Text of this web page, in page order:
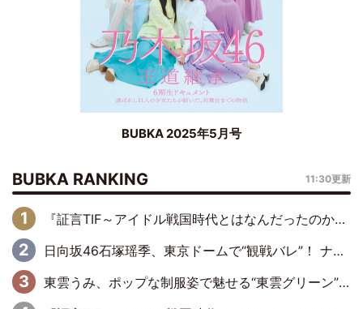
BUBKA 2025年5月号
BUBKA RANKING 11:30更新
『証言TIF～アイドル戦国時代とはなんだったのか～』第6回：でんぱ組.inc・古川未鈴×相沢梨紗「『ハロプロやりたかったな』って言ったら、夢眠ねむさんに『てめえはでんぱ組．incなんだよ！』って肩パンされて(笑)」
日向坂46石塚瑶季、東京ドームで“観戦バレ”！ ナイツ・塙も認めた「巨人に詳しすぎるアイドル」は元VENUSスクール生で杉内コーチ推し⁉
東雲うみ、ポップな制服姿で魅せる“東雲グリーン”の正体